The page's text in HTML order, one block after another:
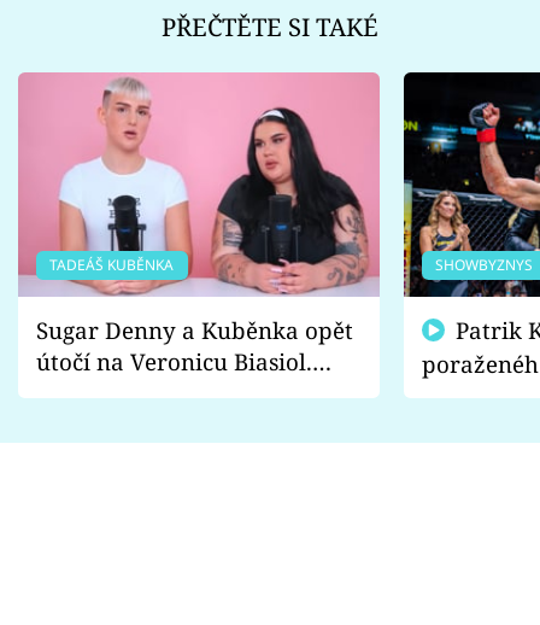
PŘEČTĚTE SI TAKÉ
TADEÁŠ KUBĚNKA
Sugar Denny a Kuběnka opět
útočí na Veronicu Biasiol.
Proč je podle nich falešná a
SHOWBYZNYS
fanoušci